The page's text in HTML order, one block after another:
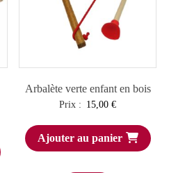
Arbalète verte enfant en bois
Prix : 15,00€
Ajouter au panier